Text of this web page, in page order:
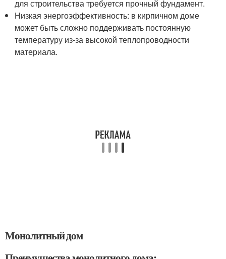
для строительства требуется прочный фундамент.
Низкая энергоэффективность: в кирпичном доме
может быть сложно поддерживать постоянную
температуру из-за высокой теплопроводности
материала.
Монолитный дом